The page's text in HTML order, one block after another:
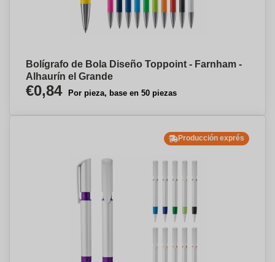
Bolígrafo de Bola Diseño Toppoint - Farnham -
Alhaurín el Grande
€0,84 Por pieza, base en 50 piezas
Producción exprés